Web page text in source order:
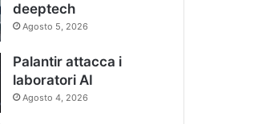
deeptech
Agosto 5, 2026
Palantir attacca i
laboratori AI
Agosto 4, 2026